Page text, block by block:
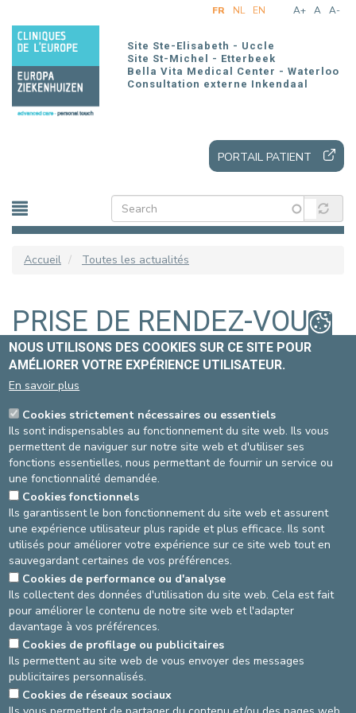
au
contenu
A+ A A-
FR NL EN
Site Ste-Elisabeth - Uccle
Site St-Michel - Etterbeek
Bella Vita Medical Center - Waterloo
Consultation externe Inkendaal
PORTAIL PATIENT
Accueil Toutes les actualités
PRISE DE RENDEZ-VOUS
EN LIGNE
ligne pour la majorité des spécialités en
cliquant sur la photo de votre spécialiste
dansnotre liste des médecins et
prestataires de soins. ​
S'il n'y a pas de bouton "prendre rendez-
vous" sous la photo de votre spécialiste,
veuillez contacter le secrétariat par
téléphone.
Vous pouvez accéder au numéro de téléphone du service
concerné en vous rendant sur la page de nos services médicaux
et paramédicauxou de noscliniques multidisciplinaires
Pour plus d'information,cliquez ici.
AGRANDIR / RÉDUIRE
asbl Cliniques de l’Europe – Europa Ziekenhuizen vzw
N° d’entreprise : 0432011571
NOUS UTILISONS DES COOKIES SUR CE SITE POUR
AMÉLIORER VOTRE EXPÉRIENCE UTILISATEUR.
En savoir plus
Cookies strictement nécessaires ou essentiels
Ils sont indispensables au fonctionnement du site web. Ils vous
permettent de naviguer sur notre site web et d'utiliser ses
fonctions essentielles, nous permettant de fournir un service ou
une fonctionnalité demandée.
Cookies fonctionnels
Ils garantissent le bon fonctionnement du site web et assurent
une expérience utilisateur plus rapide et plus efficace. Ils sont
utilisés pour améliorer votre expérience sur ce site web tout en
sauvegardant certaines de vos préférences.
Cookies de performance ou d'analyse
Ils collectent des données d'utilisation du site web. Cela est fait
pour améliorer le contenu de notre site web et l'adapter
davantage à vos préférences.
Cookies de profilage ou publicitaires
Ils permettent au site web de vous envoyer des messages
publicitaires personnalisés.
Cookies de réseaux sociaux